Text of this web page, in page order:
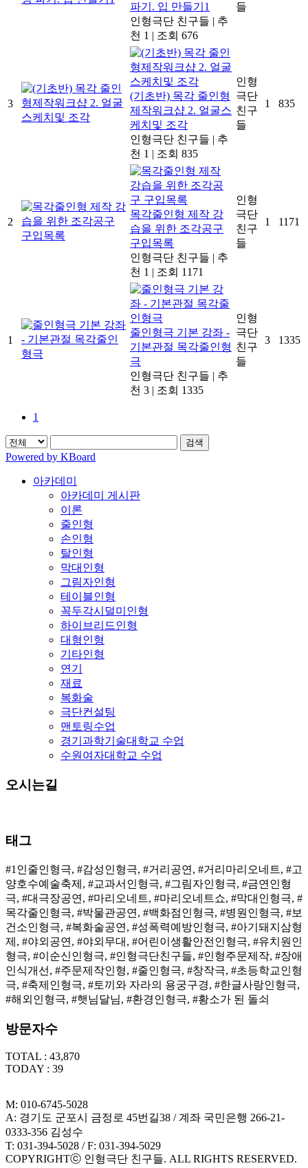
파기. 입 만들기1
인형극단 친구들 | 추
천 1 | 조회 676
들
3
(기초반) 목각 줄인형
제작워크샵 2. 얼굴스
케치및 조각
인형극단 친구들 | 추
천 1 | 조회 835
인형
극단
친구
들
1 835
2
목각줄인형 제작 강
습을 위한 조각공구
구입목록
인형극단 친구들 | 추
천 1 | 조회 1171
인형
극단
친구
들
1 1171
1
줄인형극 기본 강좌 -
기본관절 목각줄인형
극
인형극단 친구들 | 추
천 3 | 조회 1335
인형
극단
친구
들
3 1335
1
검색
Powered by KBoard
아카데미
아카데미 게시판
이론
줄인형
손인형
탈인형
막대인형
그림자인형
테이블인형
꼭두각시덜미인형
하이브리드인형
대형인형
기타인형
연기
재료
복화술
극단컨설팅
맨토링수업
경기과학기술대학교 수업
수원여자대학교 수업
오시는길
태그
#1인줄인형극, #감성인형극, #거리공연, #거리마리오네트, #고
양호수예술축제, #교과서인형극, #그림자인형극, #금연인형
극, #대극장공연, #마리오네트, #마리오네트쇼, #막대인형극, #
목각줄인형극, #박물관공연, #백화점인형극, #병원인형극, #보
건소인형극, #복화술공연, #성폭력예방인형극, #아기돼지삼형
제, #야외공연, #야외무대, #어린이생활안전인형극, #유치원인
형극, #이순신인형극, #인형극단친구들, #인형주문제작, #장애
인식개선, #주문제작인형, #줄인형극, #창작극, #초등학교인형
극, #축제인형극, #토끼와 자라의 용궁구경, #한글사랑인형극,
#해외인형극, #햇님달님, #환경인형극, #황소가 된 돌쇠
방문자수
TOTAL : 43,870
TODAY : 39
M: 010-6745-5028
A: 경기도 군포시 금정로 45번길38 / 계좌 국민은행 266-21-
0333-356 김성수
T: 031-394-5028 / F: 031-394-5029
COPYRIGHTⓒ 인형극단 친구들. ALL RIGHTS RESERVED.